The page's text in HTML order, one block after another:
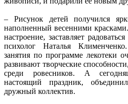
– Рисунок детей получился
наполненный весенними
настроение, заставляет
психолог Наталья
занятия по программе лекотеки
развивают творческие
среди ровесников. А
настоящий праздник,
дружный коллектив.